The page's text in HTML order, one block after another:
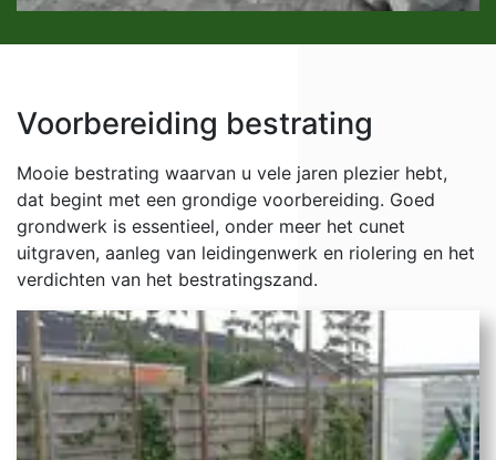
Voorbereiding bestrating
Mooie bestrating waarvan u vele jaren plezier hebt,
dat begint met een grondige voorbereiding. Goed
grondwerk is essentieel, onder meer het cunet
uitgraven, aanleg van leidingenwerk en riolering en het
verdichten van het bestratingszand.